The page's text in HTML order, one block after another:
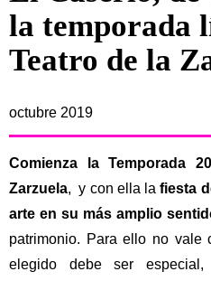
la temporada
Teatro de la
octubre 2019
Comienza la Temporada
Zarzuela, y con ella lafiesta
arte en su más amplio
patrimonio. Para ello no vale
elegido debe ser